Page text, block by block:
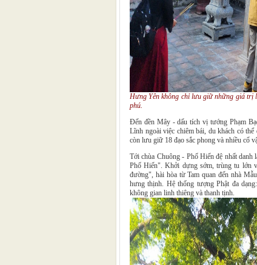
Hưng Yên không chỉ lưu giữ những giá trị
phú.
Đến đền Mây - dấu tích vị tướng Phạm
Lĩnh ngoài việc chiêm bái, du khách có
còn lưu giữ 18 đạo sắc phong và nhiều cổ
Tới chùa Chuông - Phố Hiến đệ nhất
Phố Hiến". Khởi dựng sớm, trùng tu lớn
đường", hài hòa từ Tam quan đến nhà
hưng thịnh. Hệ thống tượng Phật đa
không gian linh thiêng và thanh tịnh.